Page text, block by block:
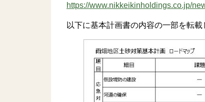
https://www.nikkeikinholdings.co.jp/
以下に基本計画書の内容の一部を転載